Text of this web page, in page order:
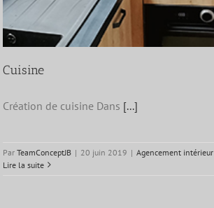
Cuisine
Création de cuisine Dans [...]
ParTeamConceptJB | 20 juin 2019 | Agencement intérieur
Lire la suite